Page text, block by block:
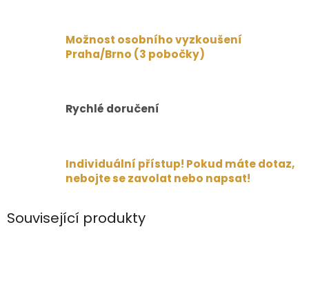
Možnost osobního vyzkoušení
Praha/Brno (3 pobočky)
Rychlé doručení
Individuální přístup! Pokud máte dotaz,
nebojte se zavolat nebo napsat!
Související produkty